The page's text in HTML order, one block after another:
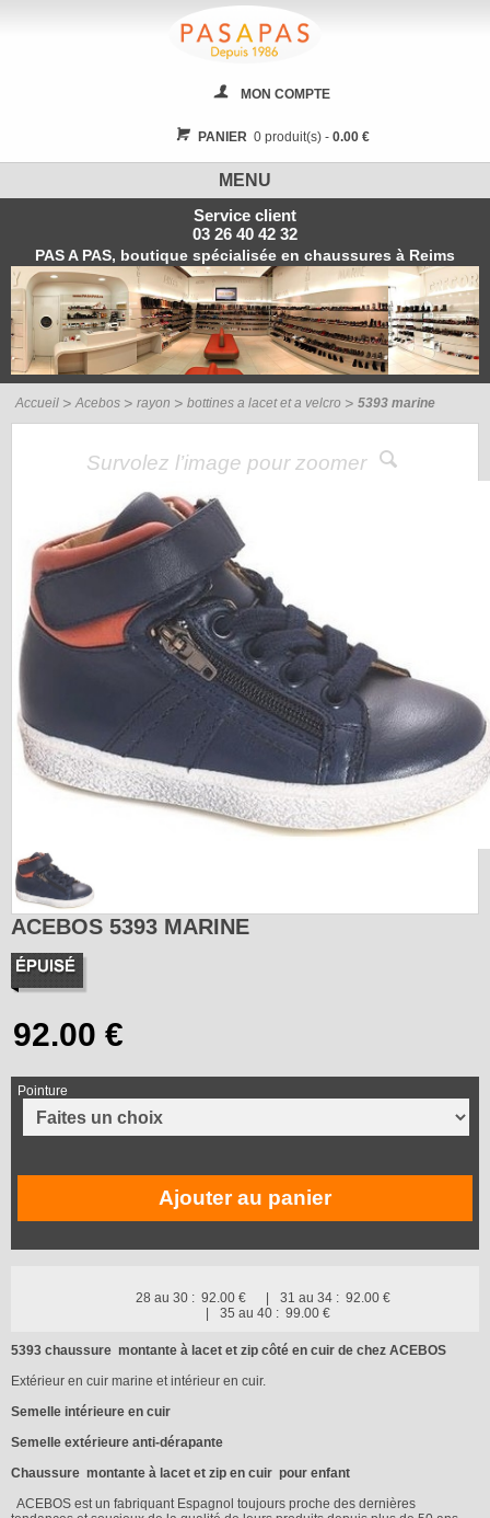
MON COMPTE
PANIER0 produit(s) - 0.00 €
MENU
Service client
03 26 40 42 32
PAS A PAS, boutique spécialisée en chaussures à Reims
Accueil Acebos rayon bottines a lacet et a velcro 5393 marine
Survolez l’image pour zoomer
ACEBOS 5393 MARINE
Pointure
Ajouter au panier
28 au 30 : 92.00 € 31 au 34 : 92.00 €
35 au 40 : 99.00 €
5393 chaussure montante à lacet et zip côté en cuir de chez ACEBOS
Extérieur en cuir marine et intérieur en cuir.
Semelle intérieure en cuir
Semelle extérieure anti-dérapante
Chaussure montante à lacet et zip en cuir pour enfant
ACEBOS est un fabriquant Espagnol toujours proche des dernières